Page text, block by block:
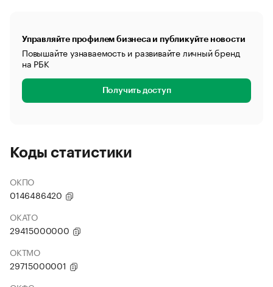
Управляйте профилем бизнеса и публикуйте новости
Повышайте узнаваемость и развивайте личный бренд
на РБК
Получить доступ
Коды статистики
ОКПО
0146486420
ОКАТО
29415000000
ОКТМО
29715000001